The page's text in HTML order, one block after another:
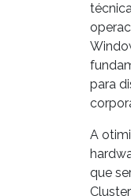
para
A
que